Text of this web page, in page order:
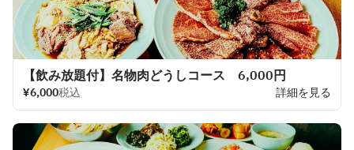
【飲み放題付】名物肉どうしコース 6,000円
¥6,000税込 詳細を見る